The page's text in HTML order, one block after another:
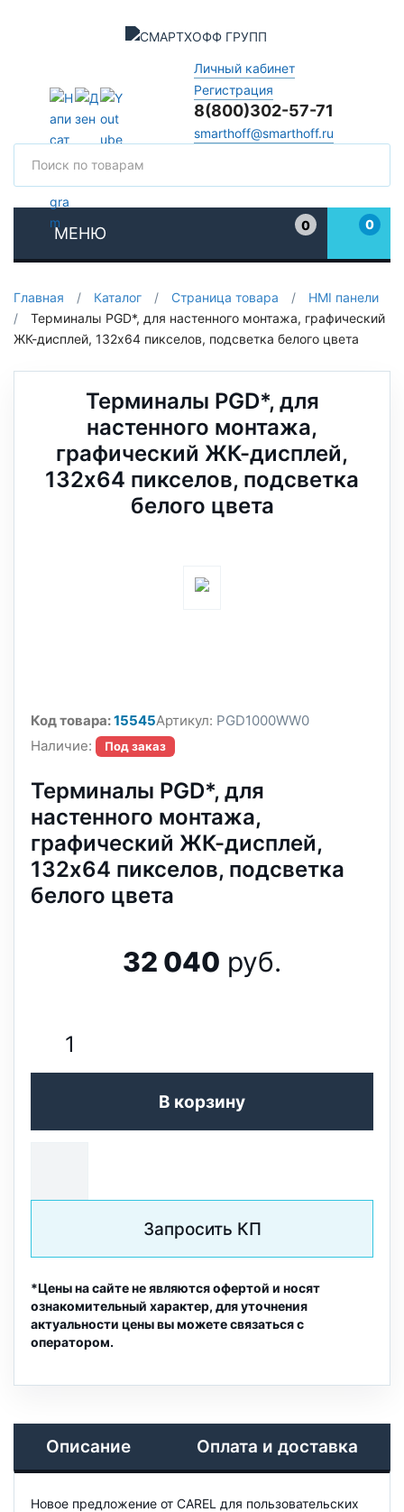
Личный кабинет
Регистрация
8(800)302-57-71
smarthoff@smarthoff.ru
МЕНЮ
0
0
Главная / Каталог / Страница товара /
HMI панели
/
Терминалы PGD*, для настенного монтажа, графический
ЖК-дисплей, 132x64 пикселов, подсветка белого цвета
Терминалы PGD*, для
настенного монтажа,
графический ЖК-дисплей,
132x64 пикселов, подсветка
белого цвета
Код товара:15545Артикул: PGD1000WW0
Наличие:
Под заказ
Терминалы PGD*, для
настенного монтажа,
графический ЖК-дисплей,
132x64 пикселов, подсветка
белого цвета
32 040 руб.
В корзину
Запросить КП
*Цены на сайте не являются офертой и носят
ознакомительный характер, для уточнения
актуальности цены вы можете связаться с
оператором.
Описание Оплата и доставка
Новое предложение от CAREL для пользовательских